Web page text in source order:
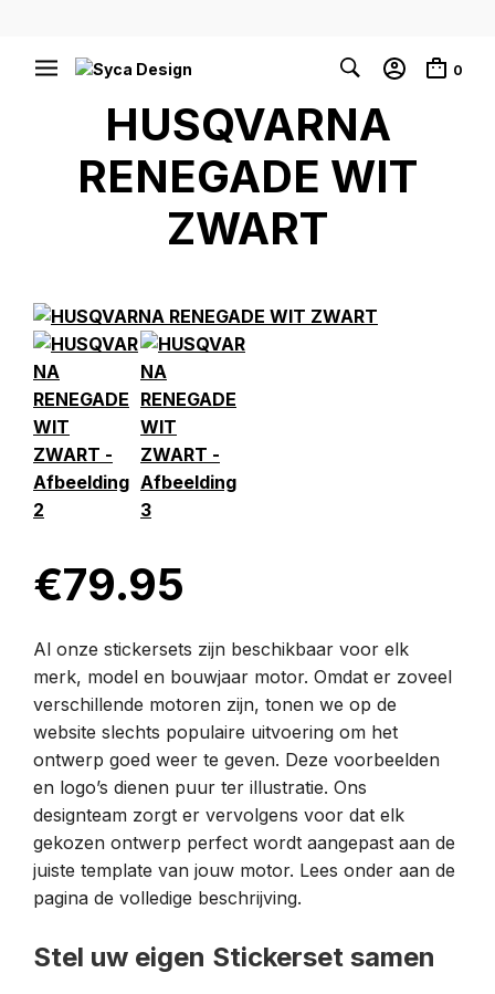
0
HUSQVARNA
RENEGADE WIT
ZWART
€79.95
Al onze stickersets zijn beschikbaar voor elk
merk, model en bouwjaar motor. Omdat er zoveel
verschillende motoren zijn, tonen we op de
website slechts populaire uitvoering om het
ontwerp goed weer te geven. Deze voorbeelden
en logo’s dienen puur ter illustratie. Ons
designteam zorgt er vervolgens voor dat elk
gekozen ontwerp perfect wordt aangepast aan de
juiste template van jouw motor. Lees onder aan de
pagina de volledige beschrijving.
Stel uw eigen Stickerset samen